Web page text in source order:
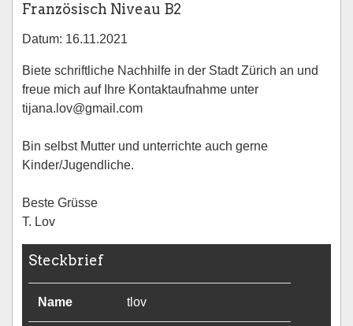
Französisch Niveau B2
Datum: 16.11.2021
Biete schriftliche Nachhilfe in der Stadt Zürich an und
freue mich auf Ihre Kontaktaufnahme unter
tijana.lov@gmail.com
Bin selbst Mutter und unterrichte auch gerne
Kinder/Jugendliche.
Beste Grüsse
T. Lov
Steckbrief
Name tlov